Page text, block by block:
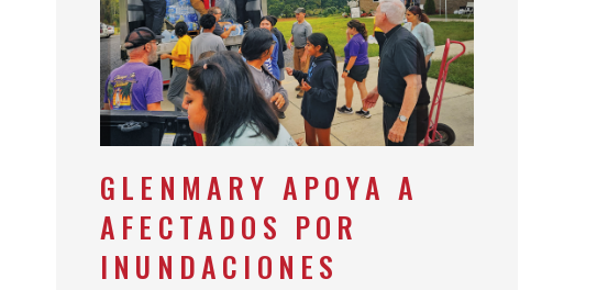
GLENMARY APOYA A
AFECTADOS POR
INUNDACIONES